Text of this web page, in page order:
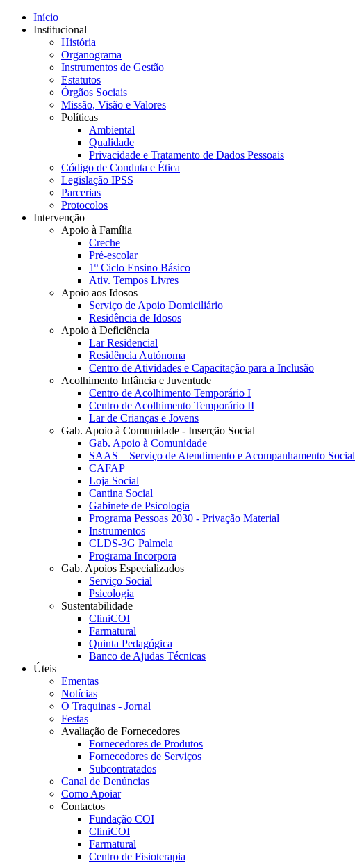
Início
Institucional
História
Organograma
Instrumentos de Gestão
Estatutos
Órgãos Sociais
Missão, Visão e Valores
Políticas
Ambiental
Qualidade
Privacidade e Tratamento de Dados Pessoais
Código de Conduta e Ética
Legislação IPSS
Parcerias
Protocolos
Intervenção
Apoio à Família
Creche
Pré-escolar
1º Ciclo Ensino Básico
Ativ. Tempos Livres
Apoio aos Idosos
Serviço de Apoio Domiciliário
Residência de Idosos
Apoio à Deficiência
Lar Residencial
Residência Autónoma
Centro de Atividades e Capacitação para a Inclusão
Acolhimento Infância e Juventude
Centro de Acolhimento Temporário I
Centro de Acolhimento Temporário II
Lar de Crianças e Jovens
Gab. Apoio à Comunidade - Inserção Social
Gab. Apoio à Comunidade
SAAS – Serviço de Atendimento e Acompanhamento Social
CAFAP
Loja Social
Cantina Social
Gabinete de Psicologia
Programa Pessoas 2030 - Privação Material
Instrumentos
CLDS-3G Palmela
Programa Incorpora
Gab. Apoios Especializados
Serviço Social
Psicologia
Sustentabilidade
CliniCOI
Farmatural
Quinta Pedagógica
Banco de Ajudas Técnicas
Úteis
Ementas
Notícias
O Traquinas - Jornal
Festas
Avaliação de Fornecedores
Fornecedores de Produtos
Fornecedores de Serviços
Subcontratados
Canal de Denúncias
Como Apoiar
Contactos
Fundação COI
CliniCOI
Farmatural
Centro de Fisioterapia